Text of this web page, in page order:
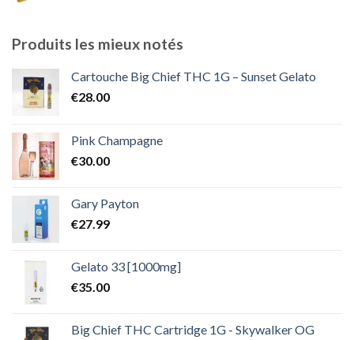
€2,000.00
Produits les mieux notés
Cartouche Big Chief THC 1G – Sunset Gelato
€28.00
Pink Champagne
€30.00
Gary Payton
€27.99
Gelato 33 [1000mg]
€35.00
Big Chief THC Cartridge 1G - Skywalker OG